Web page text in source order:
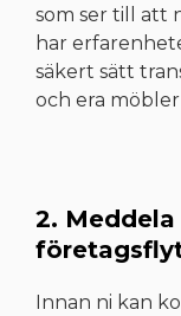
som ser till att
har
säkert sätt
och era
2.
Innan ni kan